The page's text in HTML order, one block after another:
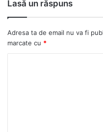
Lasă un răspuns
Adresa ta de email nu va fi
marcate cu *